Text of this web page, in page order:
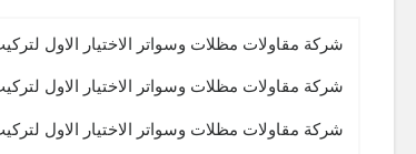
شركة مقاولات مظلات وسواتر الاختيار الاول
شركة مقاولات مظلات وسواتر الاختيار الاول
شركة مقاولات مظلات وسواتر الاختيار الاول